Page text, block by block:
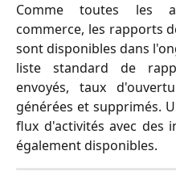
Comme toutes les
commerce, les rapports
sont disponibles dans
liste standard de
envoyés, taux
générées et supprimés.
flux d'activités avec des
également disponibles.